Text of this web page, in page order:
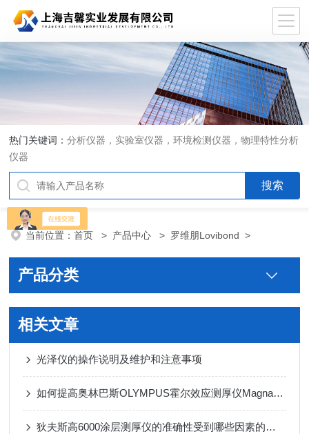
热门关键词：分析仪器，实验室仪器，环境检测仪器，物理特性分析
仪器
当前位置：首页 > 产品中心 > 罗维朋Lovibond >
产品分类
相关文章
光泽仪的操作说明及维护和注意事项
如何提高奥林巴斯OLYMPUS霍尔效应测厚仪Magna-Mike8600测量准确度
狄夫斯高6000涂层测厚仪的准确性受到哪些因素的影响？